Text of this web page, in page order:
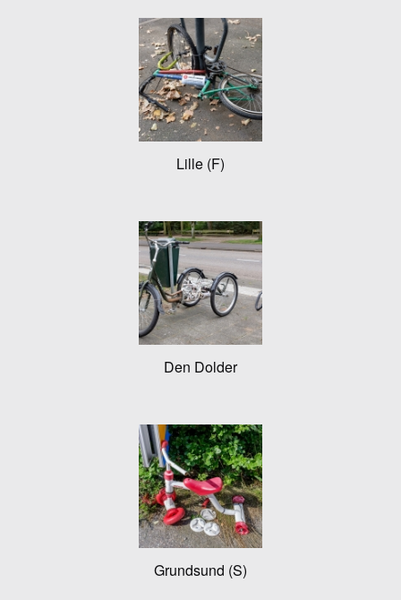
Lille (F)
Den Dolder
Grundsund (S)